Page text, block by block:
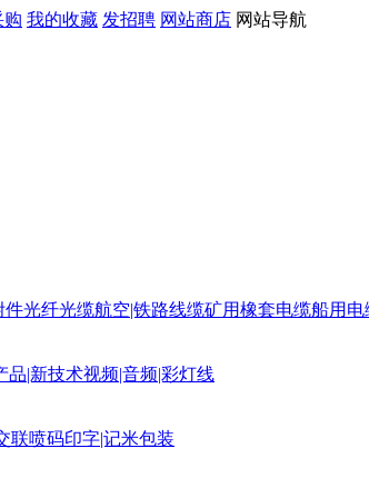
购 我的收藏 发招聘 网站商店 网站导航
件光纤光缆航空|铁路线缆矿用橡套电缆船用电
品|新技术视频|音频|彩灯线
联喷码印字|记米包装